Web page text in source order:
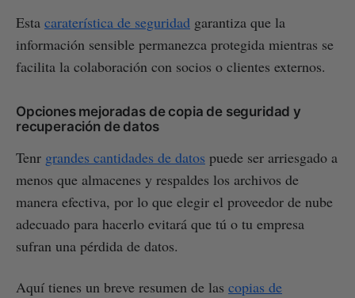
Esta caraterística de seguridad garantiza que la
información sensible permanezca protegida mientras se
facilita la colaboración con socios o clientes externos.
Opciones mejoradas de copia de seguridad y
recuperación de datos
Tenr grandes cantidades de datos puede ser arriesgado a
menos que almacenes y respaldes los archivos de
manera efectiva, por lo que elegir el proveedor de nube
adecuado para hacerlo evitará que tú o tu empresa
sufran una pérdida de datos.
Aquí tienes un breve resumen de las copias de